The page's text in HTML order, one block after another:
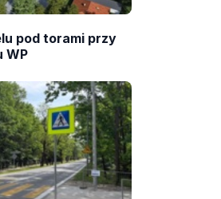
pod torami przy
WP